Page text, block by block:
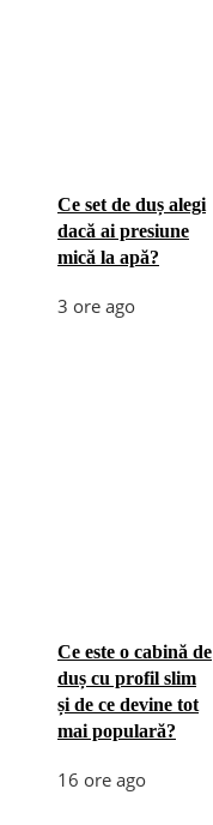
Ce set de duș alegi
dacă ai presiune
mică la apă?
3 ore ago
Ce este o cabină de
duș cu profil slim
și de ce devine tot
mai populară?
16 ore ago